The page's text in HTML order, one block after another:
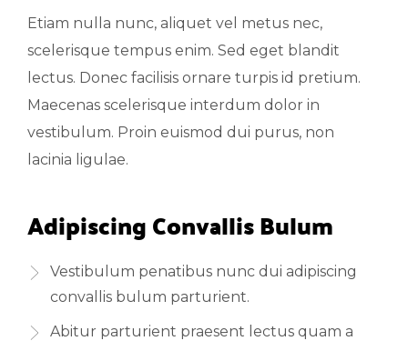
Etiam nulla nunc, aliquet vel metus nec,
scelerisque tempus enim. Sed eget blandit
lectus. Donec facilisis ornare turpis id pretium.
Maecenas scelerisque interdum dolor in
vestibulum. Proin euismod dui purus, non
lacinia ligulae.
Adipiscing Convallis Bulum
Vestibulum penatibus nunc dui adipiscing
convallis bulum parturient.
Abitur parturient praesent lectus quam a